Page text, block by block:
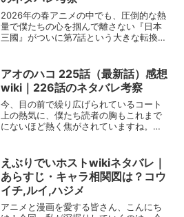
2026年の春アニメの中でも、圧倒的な熱
量で僕たちの心を掴んで離さない『日本
三國』がついに第7話という大きな転換点
見せつけられると、ブログを書く手にも
自然と力が入ってしま...
アオのハコ 225話（最新話）感想
wiki｜226話のネタバレ考察
今、目の前で繰り広げられているコート
上の熱気に、僕たち読者の胸もこれまで
にないほど熱く焦がされていますね。週
の真髄を詰め込んだような素晴らしいエ
ピソードでした。アオのハ...
えぶりでいホストwikiネタバレ｜
あらすじ・キャラ相関図は？コウ
イチ,ルイ,ハジメ
アニメと漫画を愛する皆さん、こんにち